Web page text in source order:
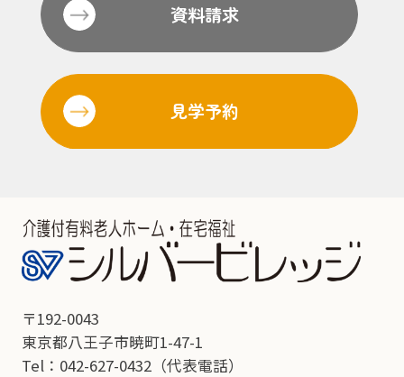
資料請求
見学予約
〒192-0043
東京都八王子市暁町1-47-1
Tel：042-627-0432（代表電話）